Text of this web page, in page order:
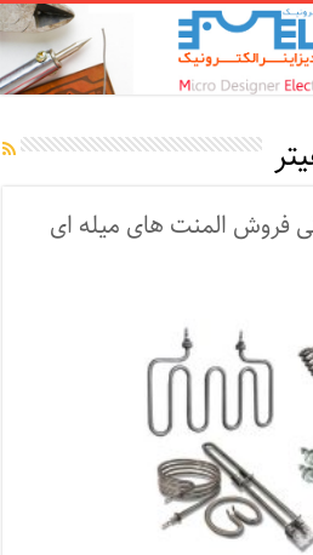
فروش المنت های میله ای